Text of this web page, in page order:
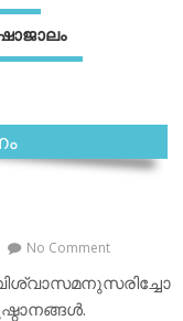
No Comment